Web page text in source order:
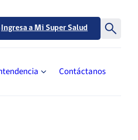
Contáctanos
Ingresa a Mi Super Salud